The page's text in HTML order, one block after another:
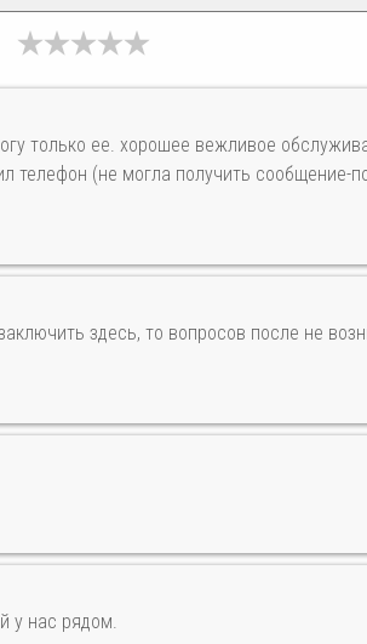
только ее. хорошее вежливое
(не могла получить сообщение-
здесь, то вопросов после не
у нас рядом.